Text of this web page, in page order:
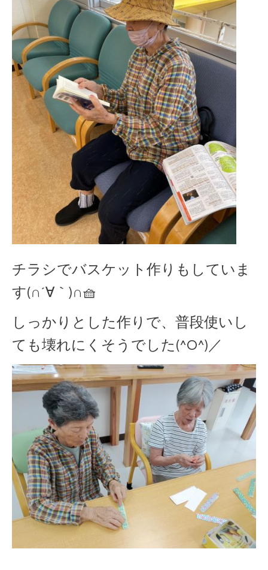
チラシでバスケット作りもしていま
す(∩´∀｀)∩🧺
しっかりとした作りで、普段使いし
ても壊れにくそうでした(^O^)／